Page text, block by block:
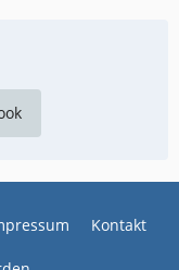
Kontakt